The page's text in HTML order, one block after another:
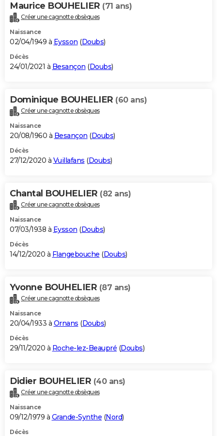
Maurice BOUHELIER (71 ans)
Créer une cagnotte obsèques
Naissance
02/04/1949 à Eysson (Doubs)
Décès
24/01/2021 à Besançon (Doubs)
Dominique BOUHELIER (60 ans)
Créer une cagnotte obsèques
Naissance
20/08/1960 à Besançon (Doubs)
Décès
27/12/2020 à Vuillafans (Doubs)
Chantal BOUHELIER (82 ans)
Créer une cagnotte obsèques
Naissance
07/03/1938 à Eysson (Doubs)
Décès
14/12/2020 à Flangebouche (Doubs)
Yvonne BOUHELIER (87 ans)
Créer une cagnotte obsèques
Naissance
20/04/1933 à Ornans (Doubs)
Décès
29/11/2020 à Roche-lez-Beaupré (Doubs)
Didier BOUHELIER (40 ans)
Créer une cagnotte obsèques
Naissance
09/12/1979 à Grande-Synthe (Nord)
Décès